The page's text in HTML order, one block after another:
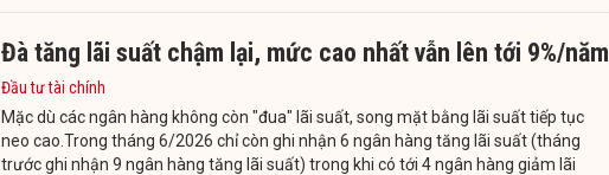
Đà tăng lãi suất chậm lại, mức cao nhất vẫn lên tới 9%/năm
Đầu tư tài chính
Mặc dù các ngân hàng không còn "đua" lãi suất, song mặt bằng lãi suất tiếp tục
neo cao.Trong tháng 6/2026 chỉ còn ghi nhận 6 ngân hàng tăng lãi suất (tháng
trước ghi nhận 9 ngân hàng tăng lãi suất) trong khi có tới 4 ngân hàng giảm lãi